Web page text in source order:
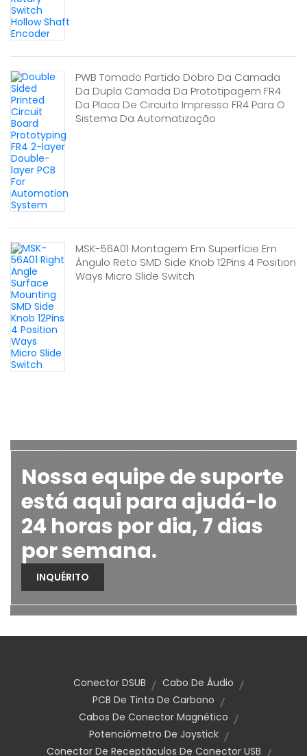
PWB Tomado Partido Dobro Da Camada
Da Dupla Camada Da Prototipagem FR4
Da Placa De Circuito Impresso FR4 Para O
Sistema Da Automatização
MSK-56A01 Montagem Em Superfície Em
Ângulo Reto SMD Side Knob 12Pins 4 Position
Ways Micro Slide Switch
Nossa equipe de suporte
está aqui para ajudá-lo
24 horas por dia, 7 dias
por semana.
INQUÉRITO
Conector DSUB
Cabo De Áudio
PCB De Tinta De Carbono
Cabos De Conector Magnético
Potenciômetro De Joystick
Conector De Receptáculos De Conector USB